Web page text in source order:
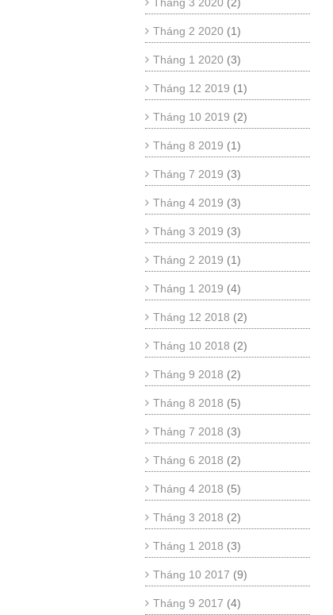
Tháng 2 2020 (1)
Tháng 1 2020 (3)
Tháng 12 2019 (1)
Tháng 10 2019 (2)
Tháng 8 2019 (1)
Tháng 7 2019 (3)
Tháng 4 2019 (3)
Tháng 3 2019 (3)
Tháng 2 2019 (1)
Tháng 1 2019 (4)
Tháng 12 2018 (2)
Tháng 10 2018 (2)
Tháng 9 2018 (2)
Tháng 8 2018 (5)
Tháng 7 2018 (3)
Tháng 6 2018 (2)
Tháng 4 2018 (5)
Tháng 3 2018 (2)
Tháng 1 2018 (3)
Tháng 10 2017 (9)
Tháng 9 2017 (4)